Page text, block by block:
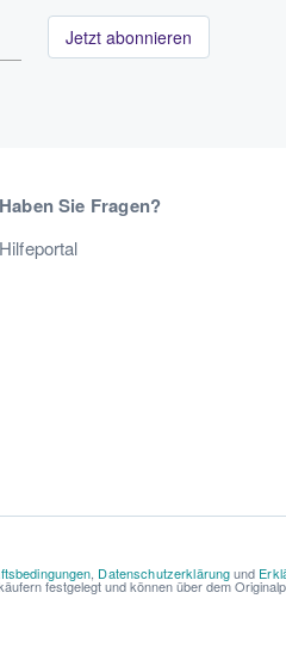
Jetzt abonnieren
Haben Sie Fragen?
Hilfeportal
Datenschutzerklärungund
festgelegt und können über dem